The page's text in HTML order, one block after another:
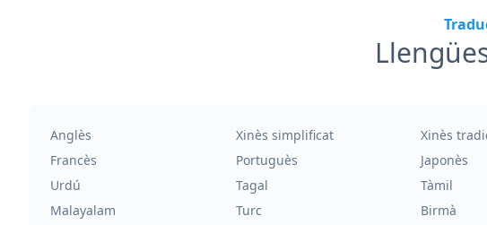
Anglès Xinès simplificat Xinès
Francès
Portuguès Japonès
Urdú
Tagal Tàmil
Malayalam
Turc Birmà